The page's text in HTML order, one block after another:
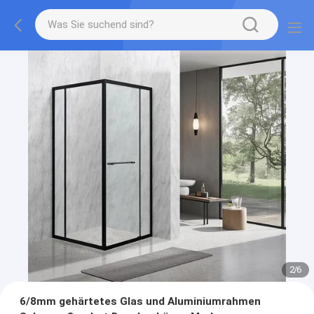
2/6
6/8mm gehärtetes Glas und Aluminiumrahmen